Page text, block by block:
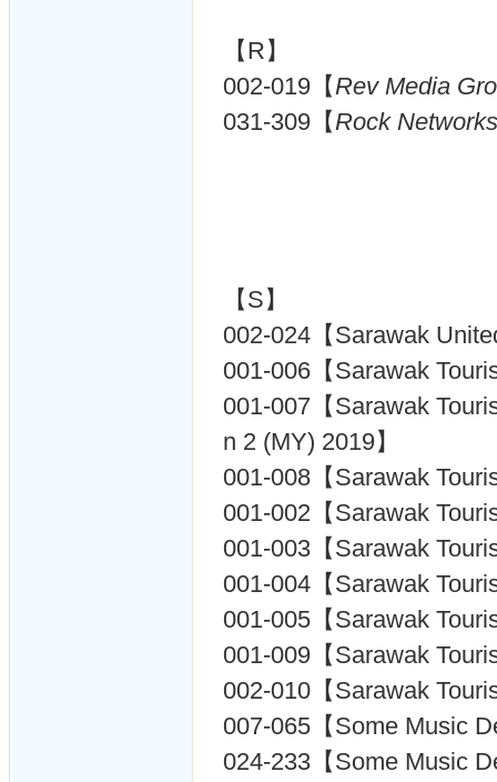
【R】
002-019【Rev Media
031-309【Rock
【S】
002-024【Sarawak
001-006【Sarawak
001-007【Sarawak
n 2 (MY) 2019】
001-008【Sarawak
001-002【Sarawak
001-003【Sarawak
001-004【Sarawak
001-005【Sarawak
001-009【Sarawak
002-010【Sarawak
007-065【Some Music
024-233【Some Music